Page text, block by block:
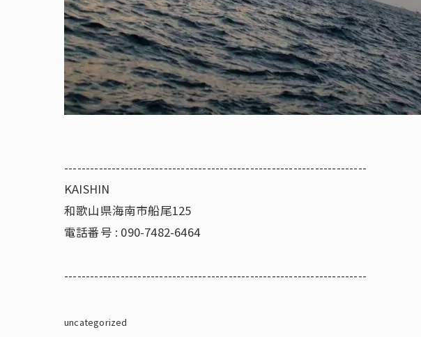
----------------------------------------------------------------------
KAISHIN
和歌山県海南市船尾125
電話番号 : 090-7482-6464
----------------------------------------------------------------------
uncategorized